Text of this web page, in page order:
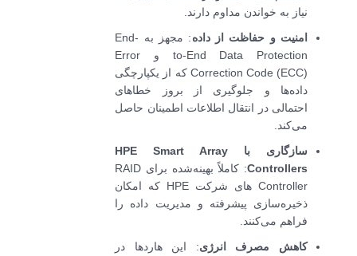
نیاز به خواندن مداوم دارند.
امنیت و حفاظت از داده
: مجهز به End-
to-End Data Protection و Error
Correction Code (ECC) که از یکپارچگی
داده‌ها و جلوگیری از بروز خطاهای
احتمالی در انتقال اطلاعات اطمینان حاصل
می‌کند.
سازگاری با HPE Smart Array
Controllers
: کاملاً بهینه‌شده برای RAID
Controller های شرکت HPE که امکان
ذخیره‌سازی پیشرفته و مدیریت داده را
فراهم می‌کنند.
کاهش مصرف انرژی: این هاردها در